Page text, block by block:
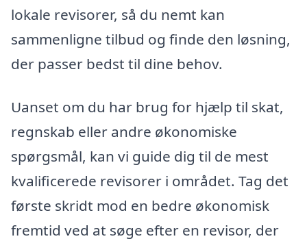
lokale revisorer, så du nemt kan
sammenligne tilbud og finde den løsning,
der passer bedst til dine behov.
Uanset om du har brug for hjælp til skat,
regnskab eller andre økonomiske
spørgsmål, kan vi guide dig til de mest
kvalificerede revisorer i området. Tag det
første skridt mod en bedre økonomisk
fremtid ved at søge efter en revisor, der